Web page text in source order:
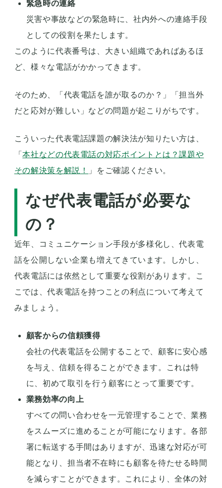
緊急時の連絡
災害や事故などの緊急時に、社内外への連絡手段
としての役割を果たします。
このように代表番号は、大きい組織であればあるほ
ど、様々な電話がかかってきます。
そのため、「代表電話を誰が取るのか？」「担当外
だと応対が難しい」などの問題が起こりがちです。
こういった代表電話課題の解決法が知りたい方は、
「本社などの代表電話の対応ポイントとは？課題や
その解決策を解説！
」をご確認ください。
なぜ代表電話が必要な
の？
近年、コミュニケーション手段が多様化し、代表電
話を公開しない企業も増えてきています。しかし、
代表電話には依然として重要な役割があります。こ
こでは、代表電話を持つことの利点について考えて
みましょう。
顧客からの信頼獲得
会社の代表電話を公開することで、顧客に安心感
を与え、信頼を得ることができます。これは特
に、初めて取引を行う顧客にとって重要です。
業務効率の向上
すべての問い合わせを一元管理することで、業務
をスムーズに進めることが可能になります。各部
署に転送する手間はありますが、迅速な対応が可
能となり、担当者不在時にも顧客を待たせる時間
を減らすことができます。これにより、全体の対